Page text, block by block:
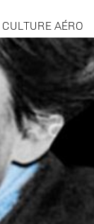
CULTURE AÉRO